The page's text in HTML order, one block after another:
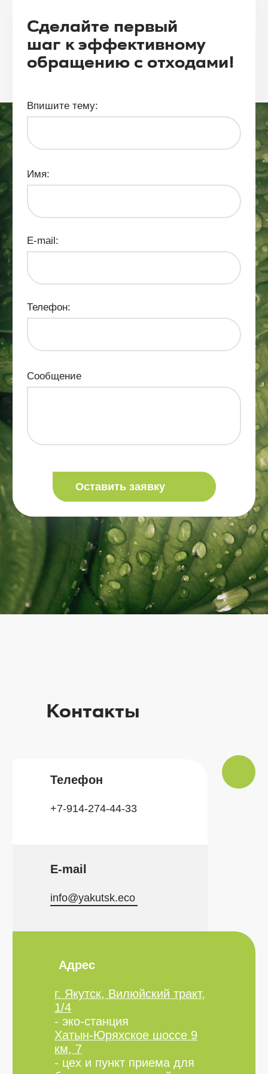
Ваша корзина пуста
Сделайте первый
шаг к эффективному
обращению с отходами!
Впишите тему:
Имя:
E-mail:
Телефон:
Сообщение
Оставить заявку
Контакты
Телефон
+7-914-274-44-33
E-mail
info@yakutsk.eco
Адрес
г. Якутск, Вилюйский тракт,
1/4
- эко-станция
Хатын-Юряхское шоссе 9
км, 7
- цех и пункт приема для